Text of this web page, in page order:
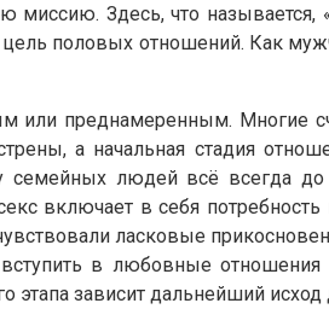
Здесь, что называется,
цель половых отношений. Как
преднамеренным. Многие
а начальная стадия
людей всё всегда
включает в себя
ласковые
в любовные отношения
этапа зависит дальнейший